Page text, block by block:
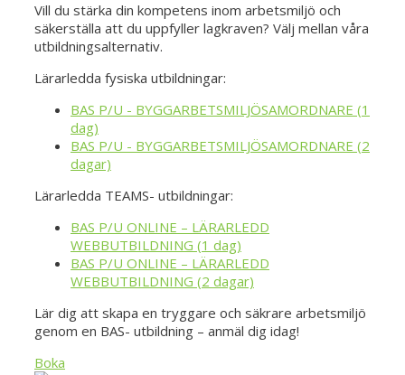
Vill du stärka din kompetens inom arbetsmiljö och
säkerställa att du uppfyller lagkraven? Välj mellan våra
utbildningsalternativ.
Lärarledda fysiska utbildningar:
BAS P/U - BYGGARBETSMILJÖSAMORDNARE (1
dag)
BAS P/U - BYGGARBETSMILJÖSAMORDNARE (2
dagar)
Lärarledda TEAMS- utbildningar:
BAS P/U ONLINE – LÄRARLEDD
WEBBUTBILDNING (1 dag)
BAS P/U ONLINE – LÄRARLEDD
WEBBUTBILDNING (2 dagar)
Lär dig att skapa en tryggare och säkrare arbetsmiljö
genom en BAS- utbildning – anmäl dig idag!
Boka